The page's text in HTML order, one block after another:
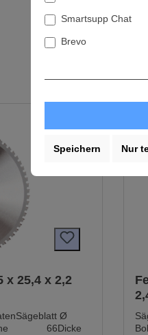
x 25,4 x 2,2
66Dicke
Smartsupp Chat
Brevo
Speichern Nur